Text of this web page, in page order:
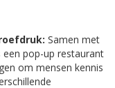
Samen met
pop-up restaurant
om mensen kennis